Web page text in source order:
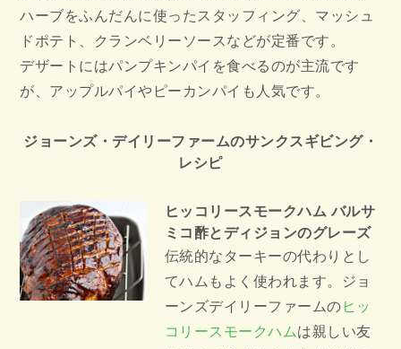
ハーブをふんだんに使ったスタッフィング、マッシュ
ドポテト、クランベリーソースなどが定番です。
デザートにはパンプキンパイを食べるのが主流です
が、アップルパイやピーカンパイも人気です。
ジョーンズ・デイリーファームのサンクスギビング・
レシピ
ヒッコリースモークハム バルサ
ミコ酢とディジョンのグレーズ
伝統的なターキーの代わりとし
てハムもよく使われます。ジョ
ーンズデイリーファームの ヒッ
コリースモークハムは親しい友